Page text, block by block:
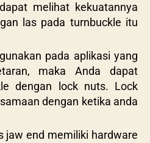
melihat kekuatannya
las pada turnbuckle itu
pada aplikasi yang
maka Anda dapat
dengan lock nuts. Lock
dengan ketika anda
jaw end memiliki hardware